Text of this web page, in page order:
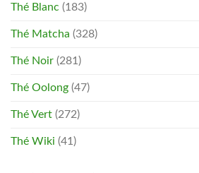
Thé Blanc (183)
Thé Matcha (328)
Thé Noir (281)
Thé Oolong (47)
Thé Vert (272)
Thé Wiki (41)